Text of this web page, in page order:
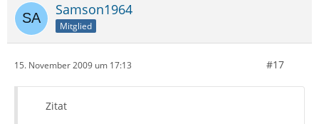
Samson1964
Mitglied
15. November 2009 um 17:13 #17
Zitat